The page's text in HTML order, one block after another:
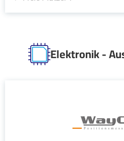
Elektronik -